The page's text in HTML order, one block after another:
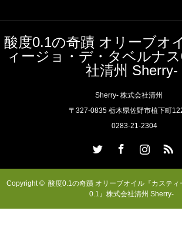
酸度0.1の奇蹟 オリーブオ
ィージョ・デ・タベルナ
社清州 Sherry-
Sherry- 株式会社清州
〒327-0835 栃木県佐野市植下町
0283-21-2304
Copyright © 酸度0.1の奇蹟 オリーブオイル『カスティ
0.1』株式会社清州 Sherry-